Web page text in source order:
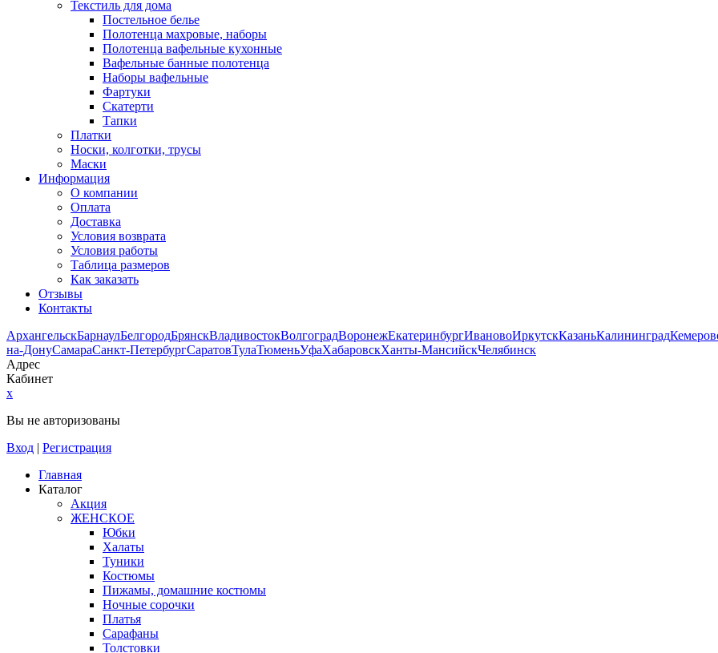
Текстиль для дома
Постельное белье
Полотенца махровые, наборы
Полотенца вафельные кухонные
Вафельные банные полотенца
Наборы вафельные
Фартуки
Скатерти
Тапки
Платки
Носки, колготки, трусы
Маски
Информация
О компании
Оплата
Доставка
Условия возврата
Условия работы
Таблица размеров
Как заказать
Отзывы
Контакты
АрхангельскБарнаулБелгородБрянскВладивостокВолгоградВоронежЕкатеринбургИвановоИркутскКазаньКалининград
на-ДонуСамараСанкт-ПетербургСаратовТулаТюменьУфаХабаровскХанты-МансийскЧелябинск
Адрес
Кабинет
x
Вы не авторизованы
Вход | Регистрация
Главная
Каталог
Акция
ЖЕНСКОЕ
Юбки
Халаты
Туники
Костюмы
Пижамы, домашние костюмы
Ночные сорочки
Платья
Сарафаны
Толстовки